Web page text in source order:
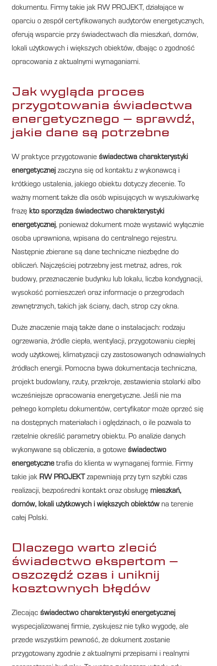
dokumentu. Firmy takie jak RW PROJEKT, działające w
oparciu o zespół certyfikowanych audytorów energetycznych,
oferują wsparcie przy świadectwach dla mieszkań, domów,
lokali użytkowych i większych obiektów, dbając o zgodność
opracowania z aktualnymi wymaganiami.
Jak wygląda proces
przygotowania świadectwa
energetycznego – sprawdź,
jakie dane są potrzebne
W praktyce przygotowanie świadectwa charakterystyki
energetycznej zaczyna się od kontaktu z wykonawcą i
krótkiego ustalenia, jakiego obiektu dotyczy zlecenie. To
ważny moment także dla osób wpisujących w wyszukiwarkę
frazę kto sporządza świadectwo charakterystyki
energetycznej, ponieważ dokument może wystawić wyłącznie
osoba uprawniona, wpisana do centralnego rejestru.
Następnie zbierane są dane techniczne niezbędne do
obliczeń. Najczęściej potrzebny jest metraż, adres, rok
budowy, przeznaczenie budynku lub lokalu, liczba kondygnacji,
wysokość pomieszczeń oraz informacje o przegrodach
zewnętrznych, takich jak ściany, dach, strop czy okna.
Duże znaczenie mają także dane o instalacjach: rodzaju
ogrzewania, źródle ciepła, wentylacji, przygotowaniu ciepłej
wody użytkowej, klimatyzacji czy zastosowanych odnawialnych
źródłach energii. Pomocna bywa dokumentacja techniczna,
projekt budowlany, rzuty, przekroje, zestawienia stolarki albo
wcześniejsze opracowania energetyczne. Jeśli nie ma
pełnego kompletu dokumentów, certyfikator może oprzeć się
na dostępnych materiałach i oględzinach, o ile pozwala to
rzetelnie określić parametry obiektu. Po analizie danych
wykonywane są obliczenia, a gotowe świadectwo
energetyczne trafia do klienta w wymaganej formie. Firmy
takie jak RW PROJEKT zapewniają przy tym szybki czas
realizacji, bezpośredni kontakt oraz obsługę mieszkań,
domów, lokali użytkowych i większych obiektówna terenie
całej Polski.
Dlaczego warto zlecić
świadectwo ekspertom –
oszczędź czas i uniknij
kosztownych błędów
Zlecając świadectwo charakterystyki energetycznej
wyspecjalizowanej firmie, zyskujesz nie tylko wygodę, ale
przede wszystkim pewność, że dokument zostanie
przygotowany zgodnie z aktualnymi przepisami i realnymi